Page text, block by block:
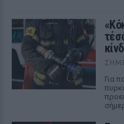
Για